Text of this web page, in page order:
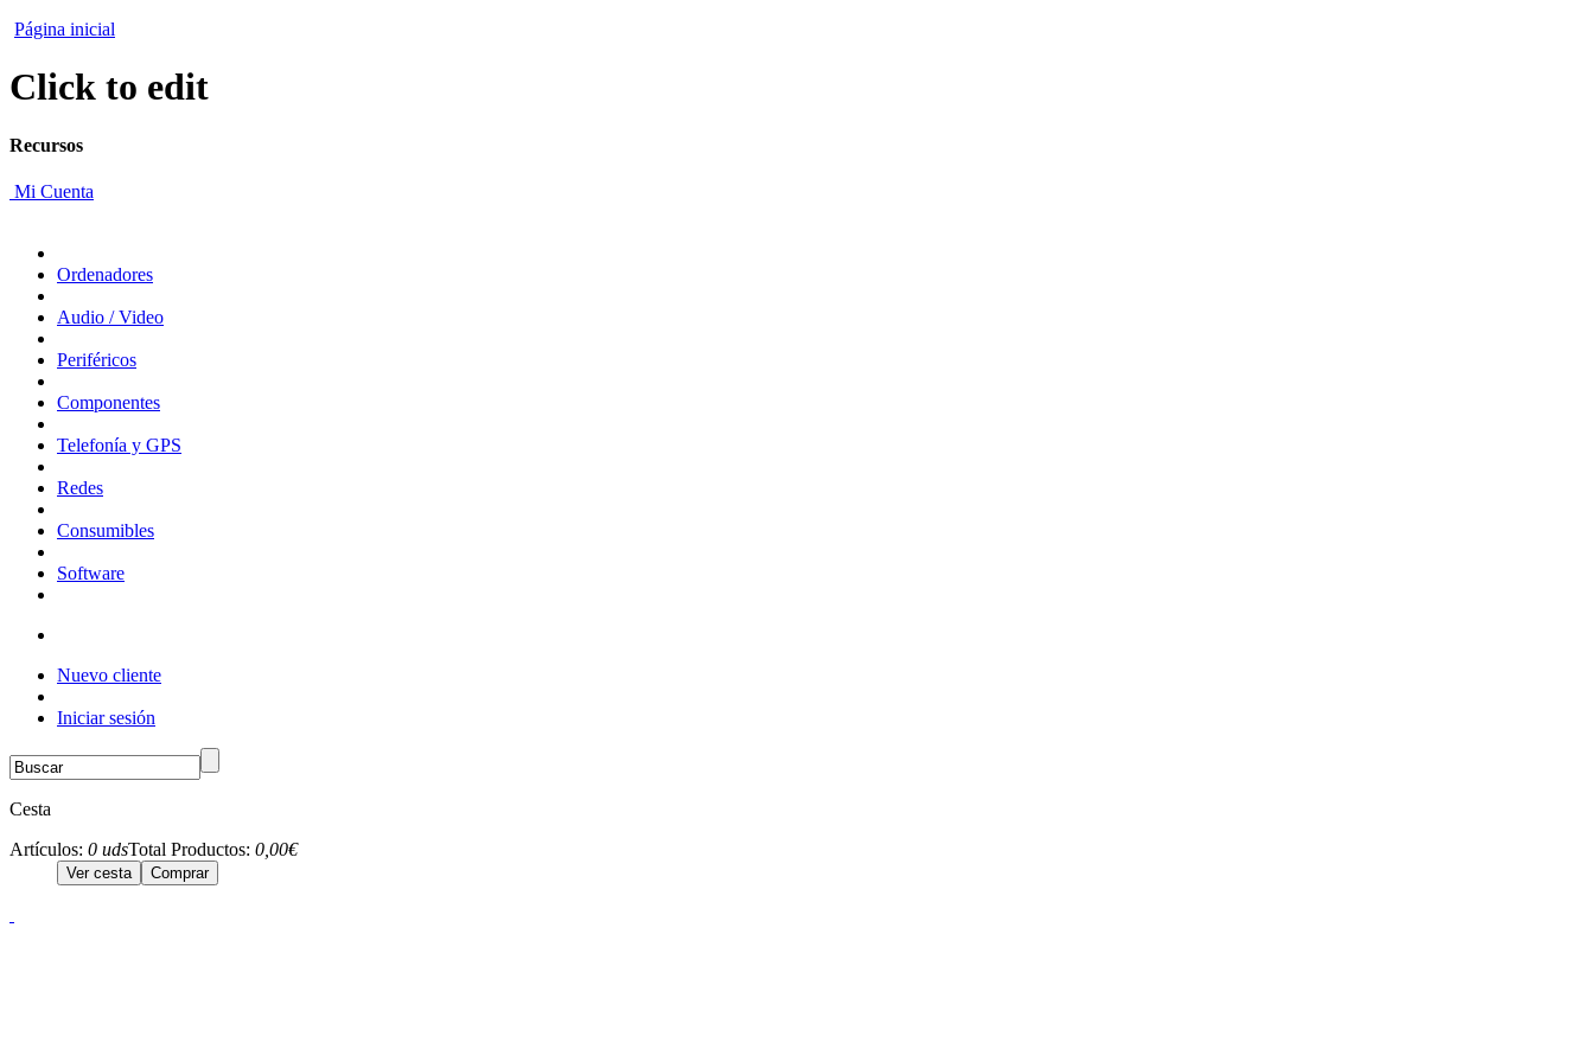
Página inicial
Click to edit
Recursos
Mi Cuenta
Ordenadores
Audio / Video
Periféricos
Componentes
Telefonía y GPS
Redes
Consumibles
Software
Nuevo cliente
Iniciar sesión
Cesta
Artículos: 0 udsTotal Productos: 0,00€